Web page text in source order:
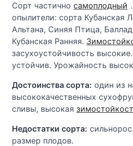
Сорт частично самоплодный
опылители: сорта Кубанская
Альтана, Синяя Птица,
Кубанская Ранняя.
засухоустойчивость
устойчив. Урожайность
Достоинства сорта: один из
высококачественных
сливы, высокая
Недостатки сорта:
размер плодов.